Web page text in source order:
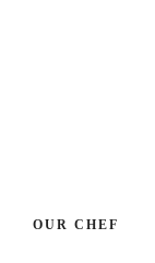
OUR CHEF